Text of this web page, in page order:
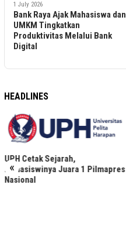
1 July 2026
Bank Raya Ajak Mahasiswa dan
UMKM Tingkatkan
Produktivitas Melalui Bank
Digital
HEADLINES
«
UPH Cetak Sejarah,
Mahasiswinya Juara 1 Pilmapres
Nasional